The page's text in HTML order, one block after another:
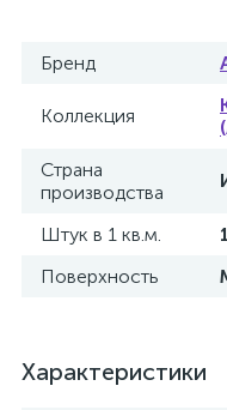
Бренд
Коллекция
Страна
производства
Штук в 1 кв.м.
Поверхность
Характеристики